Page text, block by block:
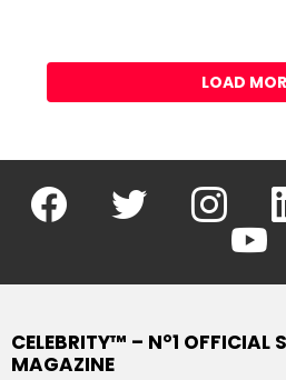
LOAD
facebook twitter instagram
CELEBRITY™ – N°1 OFFICIAL
MAGAZINE